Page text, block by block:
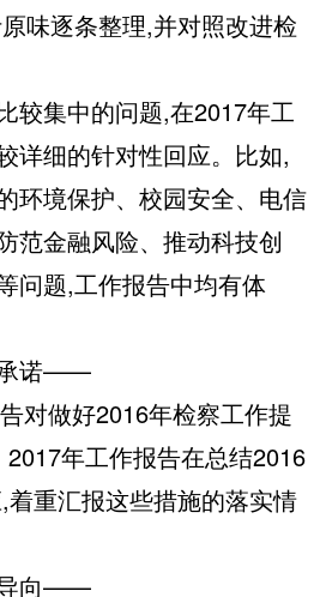
味逐条整理,并对照改进检
集中的问题,在2017年工
详细的针对性回应。比如,
环境保护、校园安全、电信
范金融风险、推动科技创
问题,工作报告中均有体
诺——
做好2016年检察工作提
年工作报告在总结2016
重汇报这些措施的落实情
向——